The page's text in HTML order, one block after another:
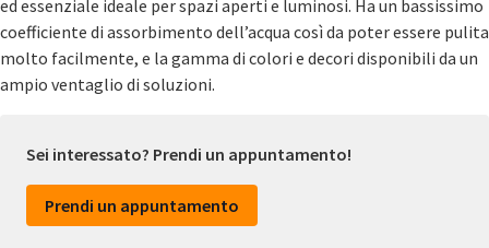
ed essenziale ideale per spazi aperti e luminosi. Ha un bassissimo
coefficiente di assorbimento dell’acqua così da poter essere pulita
molto facilmente, e la gamma di colori e decori disponibili da un
ampio ventaglio di soluzioni.
Sei interessato? Prendi un appuntamento!
Prendi un appuntamento